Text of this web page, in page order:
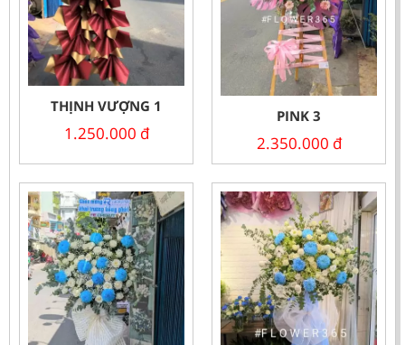
THỊNH VƯỢNG 1
1.250.000 đ
PINK 3
2.350.000 đ